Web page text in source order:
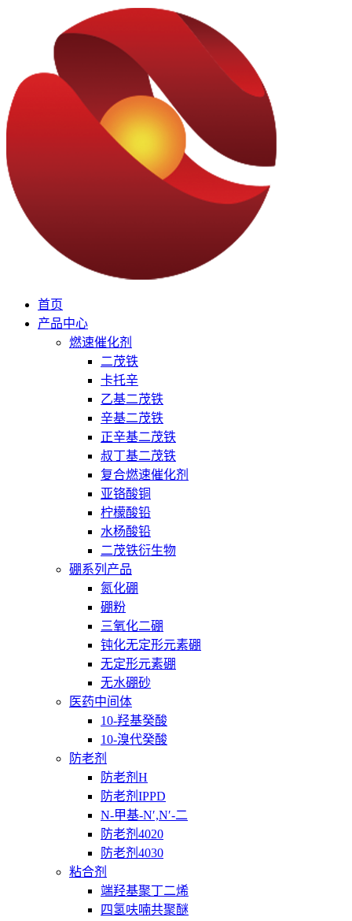
首页
产品中心
燃速催化剂
二茂铁
卡托辛
乙基二茂铁
辛基二茂铁
正辛基二茂铁
叔丁基二茂铁
复合燃速催化剂
亚铬酸铜
柠檬酸铅
水杨酸铅
二茂铁衍生物
硼系列产品
氮化硼
硼粉
三氧化二硼
钝化无定形元素硼
无定形元素硼
无水硼砂
医药中间体
10-羟基癸酸
10-溴代癸酸
防老剂
防老剂H
防老剂IPPD
N-甲基-N′,N′-二
防老剂4020
防老剂4030
粘合剂
端羟基聚丁二烯
四氢呋喃共聚醚